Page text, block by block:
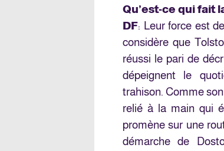
Qu’est-ce qui fait
DF: Leur force est
considère que
réussi le pari de
dépeignent le
trahison. Comme
relié à la main qui
promène sur une
démarche de